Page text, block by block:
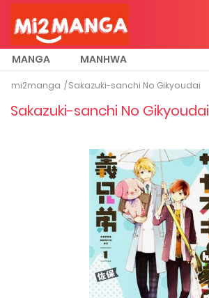
MANGA MANHWA
mi2manga Sakazuki-sanchi No Gikyoudai
Sakazuki-sanchi No Gikyoudai